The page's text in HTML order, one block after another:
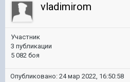
vladimirom
Участник
3 публикации
5 082 боя
Опубликовано: 24 мар 2022, 16:50:58